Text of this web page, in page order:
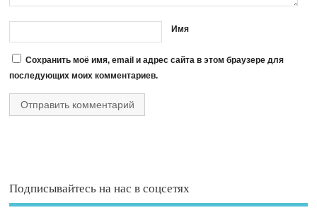
Имя
Сохранить моё имя, email и адрес сайта в этом браузере для
последующих моих комментариев.
Подписывайтесь на нас в соцсетях